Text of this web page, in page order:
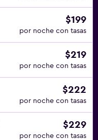
$199
por noche con tasas
$219
por noche con tasas
$222
por noche con tasas
$229
por noche con tasas